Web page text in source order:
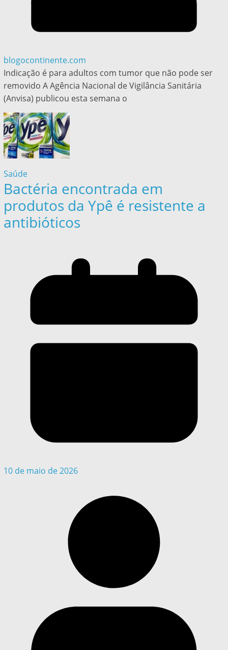
blogocontinente.com
Indicação é para adultos com tumor que não pode ser
removido A Agência Nacional de Vigilância Sanitária
(Anvisa) publicou esta semana o
Saúde
Bactéria encontrada em
produtos da Ypê é resistente a
antibióticos
10 de maio de 2026